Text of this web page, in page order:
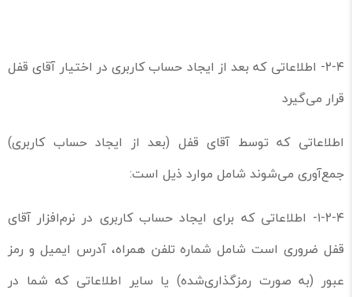
۲-۴- اطلاعاتی که بعد از ایجاد حساب کاربری در اختیار آقای قفل
قرار می‌گیرد
اطلاعاتی که توسط آقای قفل (بعد از ایجاد حساب کاربری)
جمع‌آوری می‌شوند شامل موارد ذیل است:
۱-۲-۴- اطلاعاتی که برای ایجاد حساب کاربری در نرم‌افزار آقای
قفل ضروری است شامل شماره تلفن همراه، آدرس ایمیل و رمز
عبور (به صورت رمز‌گذاری‌شده) یا سایر اطلاعاتی که شما در